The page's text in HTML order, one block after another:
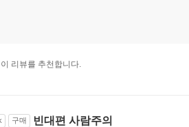
떤 것에 관해 불가해한 두려움을 조
해서 쓰려고 했다. 허투루 보내는 인물
리뷰를 추천합니다.
구매 빈대편 사람주의